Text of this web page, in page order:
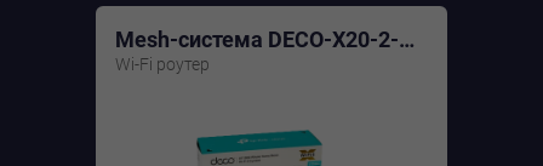
Mesh-система DECO-X20-2-PACK
Wi-Fi роутер